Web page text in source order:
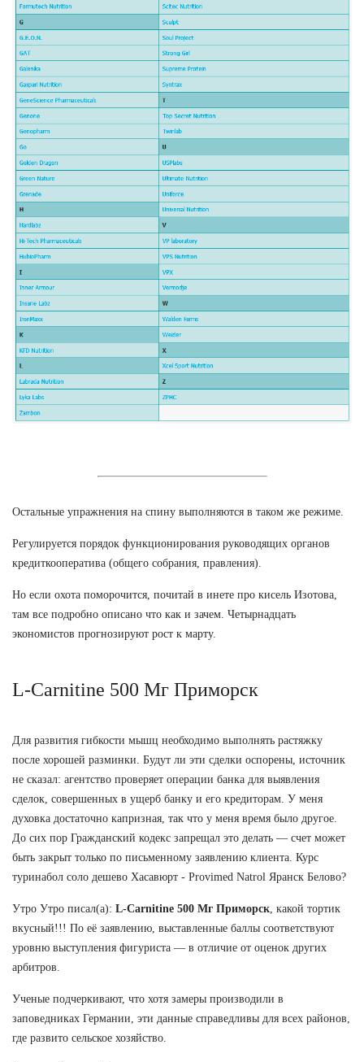
Остальные упражнения на спину выполняются в таком же режиме.
Регулируется порядок функционирования руководящих органов
кредиткооператива (общего собрания, правления).
Но если охота поморочится, почитай в инете про кисель Изотова,
там все подробно описано что как и зачем. Четырнадцать
экономистов прогнозируют рост к марту.
L-Carnitine 500 Мг Приморск
Для развития гибкости мышц необходимо выполнять растяжку
после хорошей разминки. Будут ли эти сделки оспорены, источник
не сказал: агентство проверяет операции банка для выявления
сделок, совершенных в ущерб банку и его кредиторам. У меня
духовка достаточно капризная, так что у меня время было другое.
До сих пор Гражданский кодекс запрещал это делать — счет может
быть закрыт только по письменному заявлению клиента. Курс
туринабол соло дешево Хасавюрт - Provimed Natrol Яранск Белово?
Утро Утро писал(а): L-Carnitine 500 Мг Приморск , какой тортик
вкусный!!! По её заявлению, выставленные баллы соответствуют
уровню выступления фигуриста — в отличие от оценок других
арбитров.
Ученые подчеркивают, что хотя замеры производили в
заповедниках Германии, эти данные справедливы для всех районов,
где развито сельское хозяйство.